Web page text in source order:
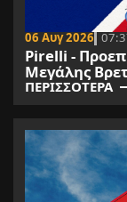
06 Αυγ 2026
Pirelli -
Μεγάλης
ΠΕΡΙΣΣΟΤΕΡΑ